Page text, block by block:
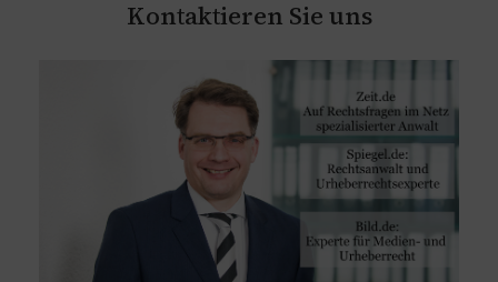
Kontaktieren Sie uns